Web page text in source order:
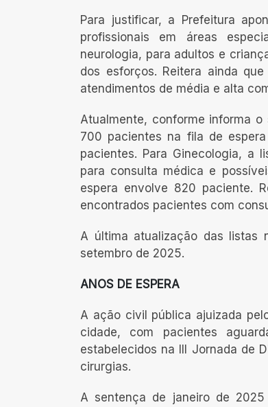
Para justificar, a Prefeitura
profissionais em áreas
neurologia, para adultos e
dos esforços. Reitera ainda
atendimentos de média e alta
Atualmente, conforme informa
700 pacientes na fila de
pacientes. Para Ginecologia, a
para consulta médica e
espera envolve 820 paciente.
encontrados pacientes com
A última atualização das listas
setembro de 2025.
ANOS DE ESPERA
A ação civil pública ajuizada
cidade, com pacientes
estabelecidos na III Jornada de
cirurgias.
A sentença de janeiro de